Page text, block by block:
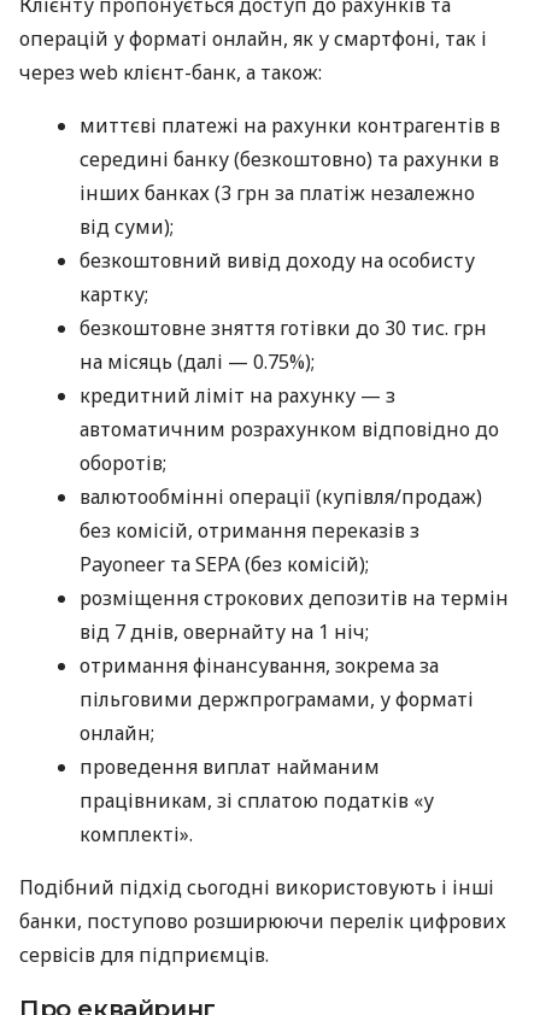
операцій у форматі онлайн, як у смартфоні, так і
через web клієнт-банк, а також:
миттєві платежі на рахунки контрагентів в
середині банку (безкоштовно) та рахунки в
інших банках (3 грн за платіж незалежно
від суми);
безкоштовний вивід доходу на особисту
картку;
безкоштовне зняття готівки до 30 тис. грн
на місяць (далі — 0.75%);
кредитний ліміт на рахунку — з
автоматичним розрахунком відповідно до
оборотів;
валютообмінні операції (купівля/продаж)
без комісій, отримання переказів з
Payoneer та SEPA (без комісій);
розміщення строкових депозитів на термін
від 7 днів, овернайту на 1 ніч;
отримання фінансування, зокрема за
пільговими держпрограмами, у форматі
онлайн;
проведення виплат найманим
працівникам, зі сплатою податків «у
комплекті».
Подібний підхід сьогодні використовують і інші
банки, поступово розширюючи перелік цифрових
сервісів для підприємців.
Про еквайринг